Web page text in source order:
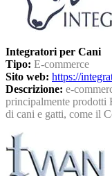
Integratori per Cani
Tipo: E-commerce
Sito web: https://
Descrizione: e-
principalmente prodotti
di cani e gatti, come il